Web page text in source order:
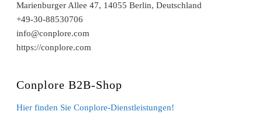
Marienburger Allee 47, 14055 Berlin, Deutschland
+49-30-88530706
info@conplore.com
https://conplore.com
Conplore B2B-Shop
Hier finden Sie Conplore-Dienstleistungen!